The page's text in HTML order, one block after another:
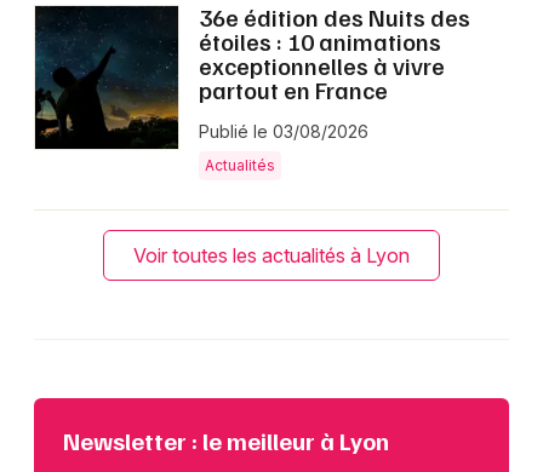
36e édition des Nuits des
étoiles : 10 animations
exceptionnelles à vivre
partout en France
Publié le 03/08/2026
Actualités
Voir toutes les actualités à Lyon
Newsletter : le meilleur à Lyon